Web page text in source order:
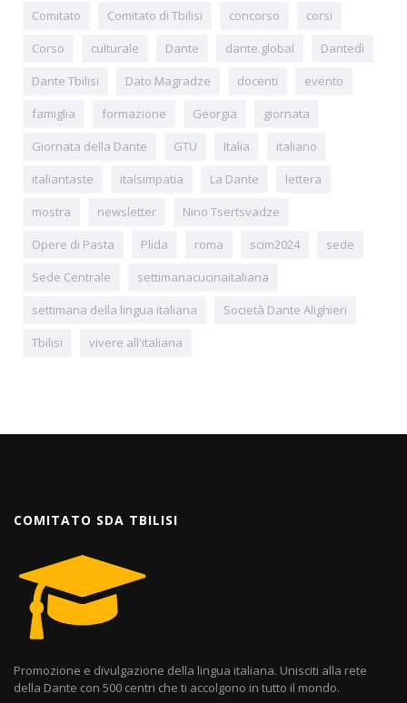
Comitato
Comitato di Tbilisi concorso
corsi
Corso
culturale Dante dante.global
Dantedì
Dante Tbilisi
Dato Magradze docenti
evento
famiglia
formazione Georgia
giornata
Giornata della Dante
GTU Italia
italiano
italiantaste
italsimpatia La Dante
lettera
mostra
newsletter
Nino Tsertsvadze
Opere di Pasta
Plida roma scim2024
sede
Sede Centrale
settimanacucinaitaliana
settimana della lingua italiana
Società Dante Alighieri
Tbilisi
vivere all'italiana
COMITATO SDA TBILISI
Promozione e divulgazione della lingua italiana. Unisciti alla rete
della Dante con 500 centri che ti accolgono in tutto il mondo.